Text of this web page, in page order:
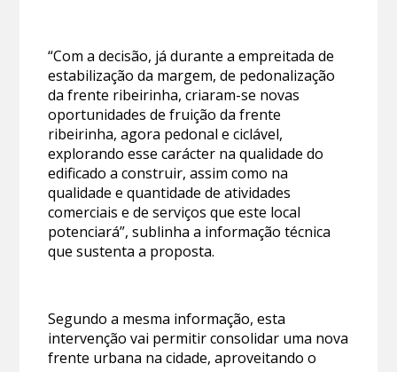
“Com a decisão, já durante a empreitada de
estabilização da margem, de pedonalização
da frente ribeirinha, criaram-se novas
oportunidades de fruição da frente
ribeirinha, agora pedonal e ciclável,
explorando esse carácter na qualidade do
edificado a construir, assim como na
qualidade e quantidade de atividades
comerciais e de serviços que este local
potenciará”, sublinha a informação técnica
que sustenta a proposta.
Segundo a mesma informação, esta
intervenção vai permitir consolidar uma nova
frente urbana na cidade, aproveitando o